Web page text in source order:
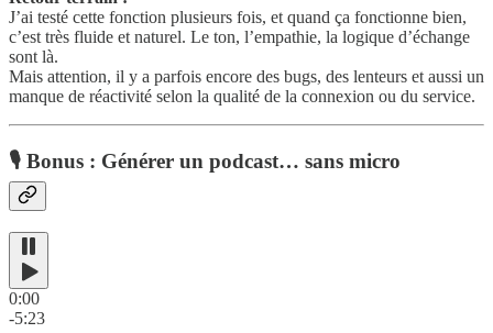
J’ai testé cette fonction plusieurs fois, et quand ça fonctionne bien,
c’est très fluide et naturel. Le ton, l’empathie, la logique d’échange
sont là.
Mais attention, il y a parfois encore des bugs, des lenteurs et aussi un
manque de réactivité selon la qualité de la connexion ou du service.
🎙️ Bonus : Générer un podcast… sans micro
0:00
-5:23